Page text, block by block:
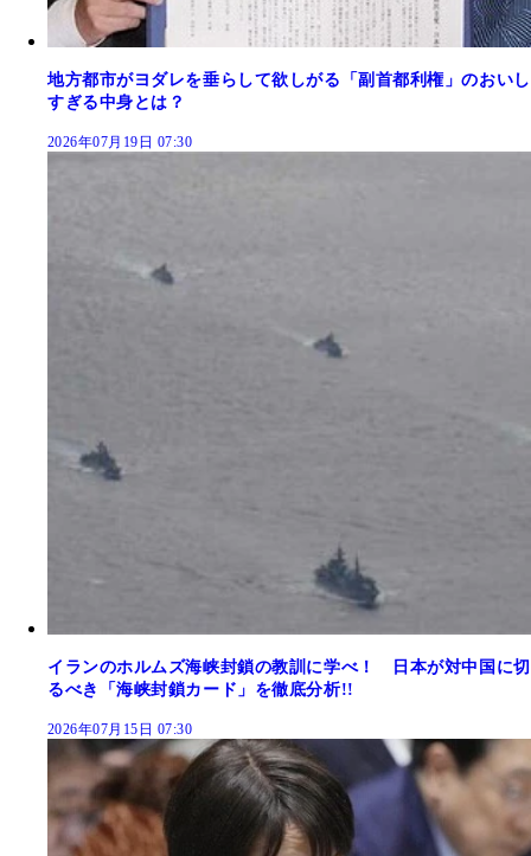
地方都市がヨダレを垂らして欲しがる「副首都利権」のおいし
すぎる中身とは？
2026年07月19日 07:30
イランのホルムズ海峡封鎖の教訓に学べ！ 日本が対中国に切
るべき「海峡封鎖カード」を徹底分析!!
2026年07月15日 07:30